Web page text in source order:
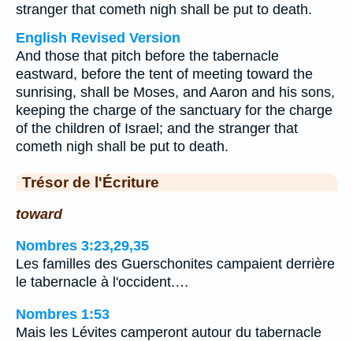
stranger that cometh nigh shall be put to death.
English Revised Version
And those that pitch before the tabernacle
eastward, before the tent of meeting toward the
sunrising, shall be Moses, and Aaron and his sons,
keeping the charge of the sanctuary for the charge
of the children of Israel; and the stranger that
cometh nigh shall be put to death.
Trésor de l'Écriture
toward
Nombres 3:23,29,35
Les familles des Guerschonites campaient derrière
le tabernacle à l'occident.…
Nombres 1:53
Mais les Lévites camperont autour du tabernacle